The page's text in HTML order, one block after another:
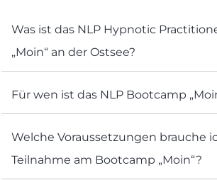
Was ist das NLP Hypnotic
„Moin“ an der Ostsee?
Für wen ist das NLP Bootcamp
Welche Voraussetzungen brauche
Teilnahme am Bootcamp „Moin“?